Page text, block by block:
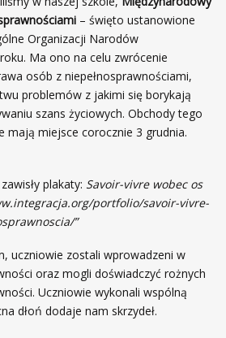
– święto ustanowione
Organizacji Narodów
Ma ono na celu zwrócenie
osób z niepełnosprawnościami,
problemów z jakimi się borykają
szans życiowych. Obchody tego
mają miejsce corocznie 3 grudnia.
plakaty: Savoir-vivre wobec os
portfolio/savoir-vivre-
”
uczniowie zostali wprowadzeni w
oraz mogli doświadczyć rożnych
Uczniowie wykonali wspólną
dłoń dodaje nam skrzydeł.